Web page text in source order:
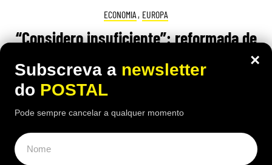
ECONOMIA , EUROPA
“Considero insuficiente”: reformada de
67 anos recebe 1.790€ mas considera a
pensão ‘injusta’
Depois de 25 anos a trabalhar como auxiliar de
enfermagem, a reformada francesa recebe 1.790
×
Subscreva a newsletter
do POSTAL
Pode sempre cancelar a qualquer momento